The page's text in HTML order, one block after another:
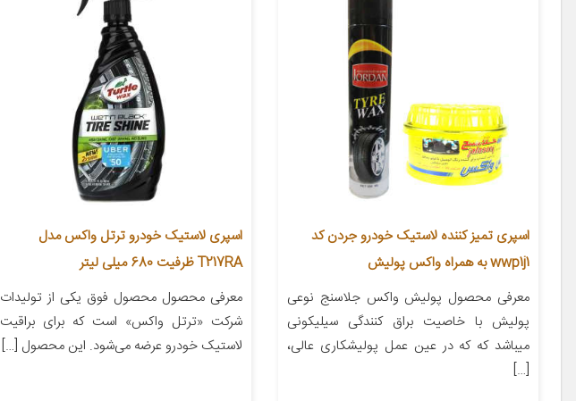
اسپری تمیز کننده لاستیک خودرو جردن کد
wwp1j1 به همراه واکس پولیش
معرفی محصول پولیش واکس جلاسنج نوعی
پولیش با خاصیت براق کنندگی سیلیکونی
میباشد که که در عین عمل پولیشکاری عالی،
[…]
اسپری لاستیک خودرو ترتل واکس مدل
T217RA ظرفیت 680 میلی لیتر
معرفی محصول محصول فوق یکی از تولیدات
شرکت «ترتل واکس» است که برای براقیت
لاستیک خودرو عرضه می‌شود. این محصول […]